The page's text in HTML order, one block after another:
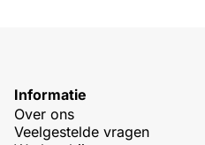
Informatie
Over ons
Veelgestelde vragen